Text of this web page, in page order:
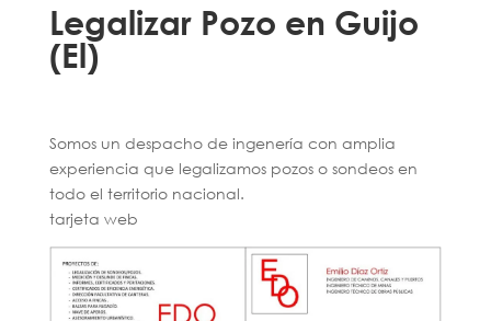
Legalizar Pozo en Guijo
(El)
Somos un despacho de ingenería con amplia
experiencia que legalizamos pozos o sondeos en
todo el territorio nacional.
tarjeta web